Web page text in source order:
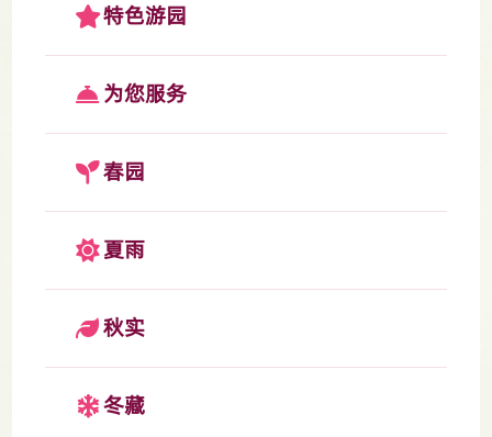
特色游园
为您服务
春园
夏雨
秋实
冬藏